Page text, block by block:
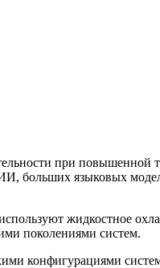
при повышенной
больших языковых
жидкостное
поколениями систем.
конфигурациями